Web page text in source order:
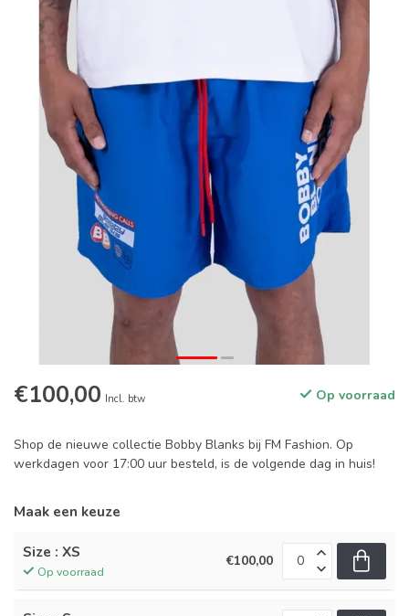
€100,00 Incl. btw Op voorraad
Shop de nieuwe collectie Bobby Blanks bij FM Fashion. Op
werkdagen voor 17:00 uur besteld, is de volgende dag in huis!
Maak een keuze
Size : XS
Op voorraad
€100,00